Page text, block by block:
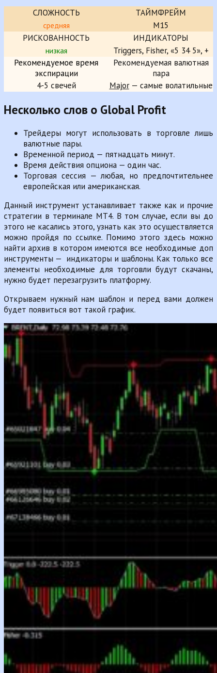
СЛОЖНОСТЬ ТАЙМФРЕЙМ
средняя
M15
РИСКОВАННОСТЬ
ИНДИКАТОРЫ
низкая
Triggers, Fisher, «5 34 5», +
Рекомендуемое время
экспирации
Рекомендуемая валютная
пара
4-5 свечей
Major— самые волатильные
Несколько слов о Global Profit
Трейдеры могут использовать в торговле лишь
валютные пары.
Временной период — пятнадцать минут.
Время действия опциона — один час.
Торговая сессия — любая, но предпочтительнее
европейская или американская.
Данный инструмент устанавливает также как и прочие
стратегии в терминале MT4. В том случае, если вы до
этого не касались этого, узнать как это осуществляется
можно пройдя по ссылке. Помимо этого здесь можно
найти архив в котором имеются все необходимые доп
инструменты — индикаторы и шаблоны. Как только все
элементы необходимые для торговли будут скачаны,
нужно будет перезагрузить платформу.
Открываем нужный нам шаблон и перед вами должен
будет появиться вот такой график.